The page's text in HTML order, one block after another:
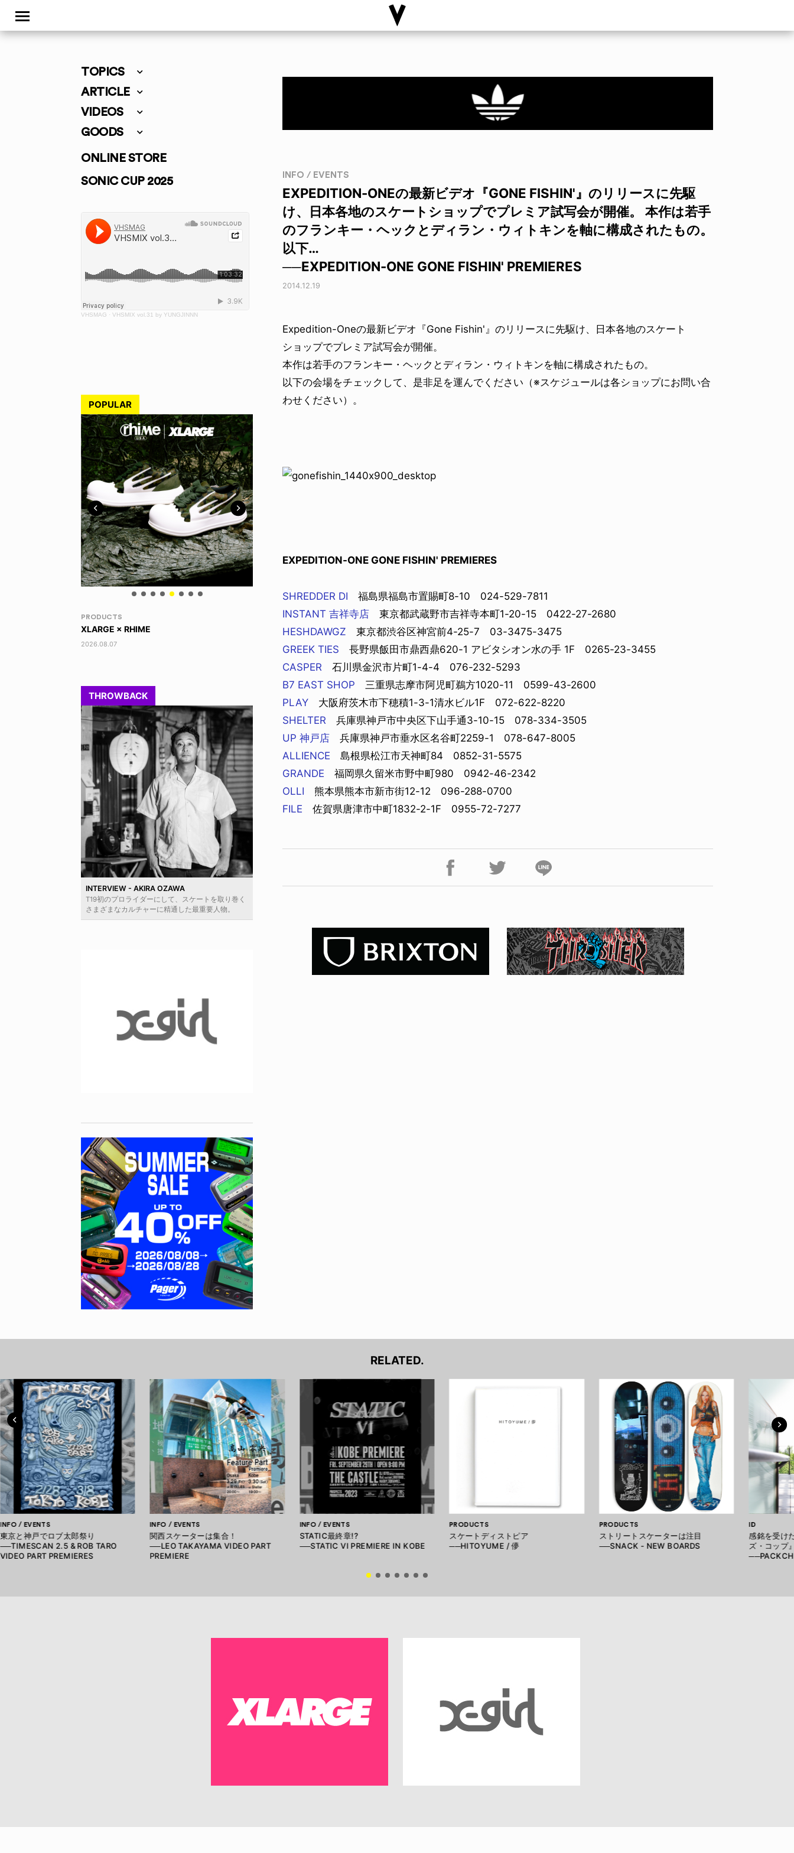
TOPICS
ARTICLE
VIDEOS
GOODS
ONLINE STORE
SONIC CUP 2025
VHSMAG · VHSMIX vol.31 by YUNGJINNN
POPULAR
VOICE OF FREEDOM
AKIRA OZAWA / 尾澤 彰
2021.09.02
RANDOM
DINOSAUR JR.
2026.08.06
NEWS
TOBY RYAN - PRO FOR REAL
2026.08.08
VOICE OF FREEDOM
2026.08.07
THROWBACK
INTERVIEW - AKIRA OZAWA
T19初のプロライダーにして、スケートを取り巻く
さまざまなカルチャーに精通した最重要人物。
INFO / EVENTS
EXPEDITION-ONEの最新ビデオ『GONE FISHIN'』のリリースに先駆
け、日本各地のスケートショップでプレミア試写会が開催。 本作は若手
のフランキー・ヘックとディラン・ウィトキンを軸に構成されたもの。
以下…
──EXPEDITION-ONE GONE FISHIN' PREMIERES
2014.12.19
Expedition-Oneの最新ビデオ『Gone Fishin'』のリリースに先駆け、日本各地のスケート
ショップでプレミア試写会が開催。
本作は若手のフランキー・ヘックとディラン・ウィトキンを軸に構成されたもの。
以下の会場をチェックして、是非足を運んでください（※スケジュールは各ショップにお問い合
わせください）。
EXPEDITION-ONE GONE FISHIN' PREMIERES
SHREDDER DI 福島県福島市置賜町8-10 024-529-7811
INSTANT 吉祥寺店 東京都武蔵野市吉祥寺本町1-20-15 0422-27-2680
HESHDAWGZ 東京都渋谷区神宮前4-25-7 03-3475-3475
GREEK TIES 長野県飯田市鼎西鼎620-1 アビタシオン水の手 1F 0265-23-3455
CASPER 石川県金沢市片町1-4-4 076-232-5293
B7 EAST SHOP 三重県志摩市阿児町鵜方1020-11 0599-43-2600
PLAY 大阪府茨木市下穂積1-3-1清水ビル1F 072-622-8220
SHELTER 兵庫県神戸市中央区下山手通3-10-15 078-334-3505
UP 神戸店 兵庫県神戸市垂水区名谷町2259-1 078-647-8005
ALLIENCE 島根県松江市天神町84 0852-31-5575
GRANDE 福岡県久留米市野中町980 0942-46-2342
OLLI 熊本県熊本市新市街12-12 096-288-0700
FILE 佐賀県唐津市中町1832-2-1F 0955-72-7277
RELATED.
INFO / EVENTS
東京と神戸でロブ太郎祭り
──TIMESCAN 2.5 & ROB TARO
VIDEO PART PREMIERES
INFO / EVENTS
関西スケーターは集合！
──LEO TAKAYAMA VIDEO PART
PREMIERE
INFO / EVENTS
STATIC最終章!?
──STATIC VI PREMIERE IN KOBE
PRODUCTS
スケートディストピア
──HITOYUME / 儚
PRODUCTS
ストリートスケーターは注目
──SNACK - NEW BOARDS
ID
感銘を受け
ズ・コップ